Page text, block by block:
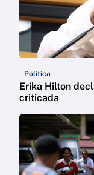
Política
Erika Hilton
criticada